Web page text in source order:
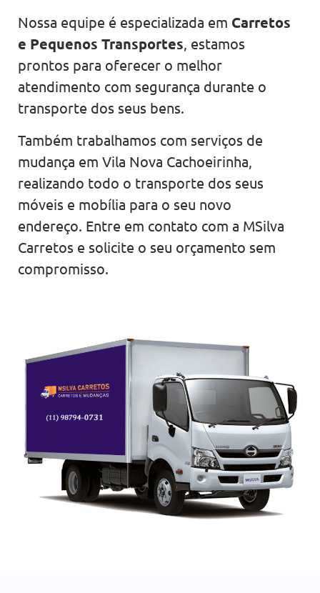
Nossa equipe é especializada em Carretos
e Pequenos Transportes, estamos
prontos para oferecer o melhor
atendimento com segurança durante o
transporte dos seus bens.
Também trabalhamos com serviços de
mudança em Vila Nova Cachoeirinha,
realizando todo o transporte dos seus
móveis e mobília para o seu novo
endereço. Entre em contato com a MSilva
Carretos e solicite o seu orçamento sem
compromisso.